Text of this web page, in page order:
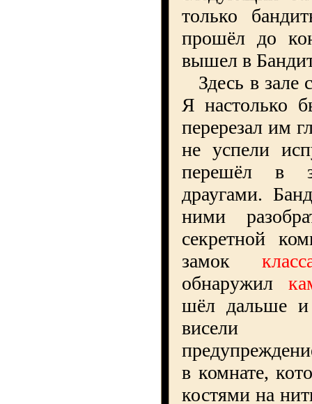
только
прошёл до
вышел в
Здесь в зале
Я настолько
перерезал им
не успели
перешёл в
драугами.
ними
секретной
замок
обнаружил
шёл дальше и
висели
в комнате,
костями на